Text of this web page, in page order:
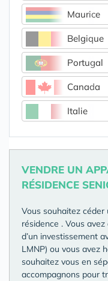
Maurice
Belgique
Portugal
Canada
Italie
VENDRE UN
RÉSIDENCE
Vous souhaitez
résidence . Vous
d’un investissement
LMNP) ou vous avez
souhaitez vous en
accompagnons pour